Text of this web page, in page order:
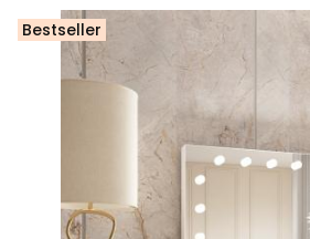
Bestseller